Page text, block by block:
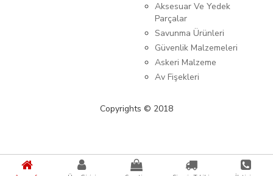
Aksesuar Ve Yedek
Parçalar
Savunma Ürünleri
Güvenlik Malzemeleri
Askeri Malzeme
Av Fişekleri
Copyrights © 2018
{%kategori_metaDescription%} {%KATEGORI_ADI%}